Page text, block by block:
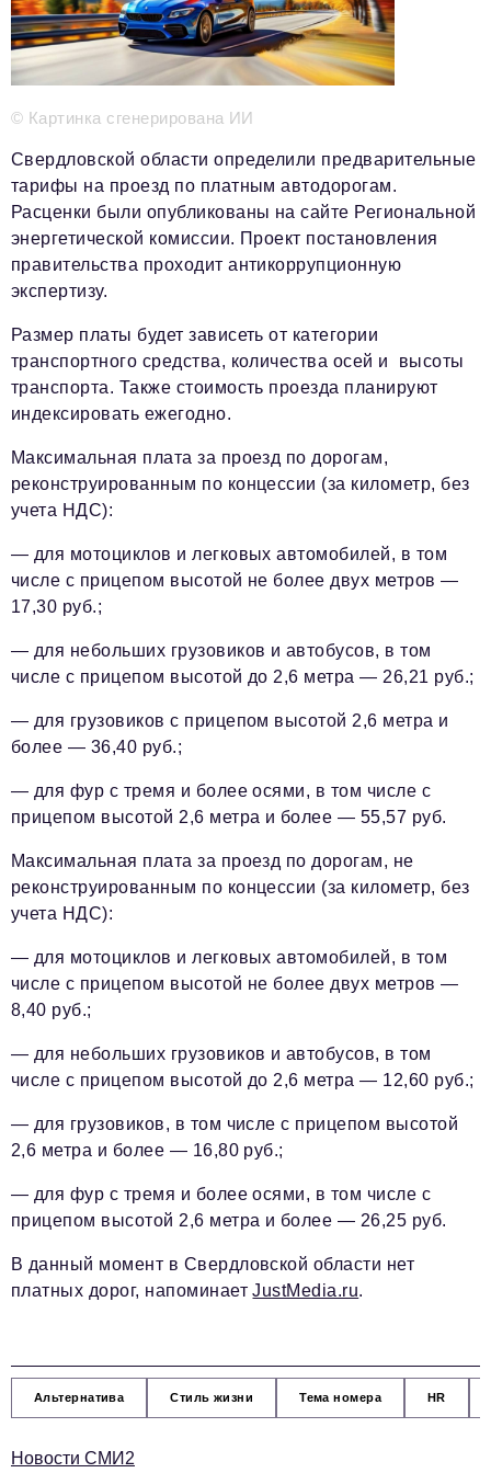
Телефон редакции:+7 495 727-01-67
Электронные почты редакции:
Информационный отдел
Отдел рекламы
reklama@business-magazine.online
Отдел распространения/редакционная подписка
podpiska@business-magazine.online
Отдел по работе с партнерами
© Картинка сгенерирована ИИ
Свердловской области определили предварительные
тарифы на проезд по платным автодорогам.
Расценки были опубликованы на сайте Региональной
энергетической комиссии. Проект постановления
правительства проходит антикоррупционную
экспертизу.
Размер платы будет зависеть от категории
транспортного средства, количества осей и высоты
транспорта. Также стоимость проезда планируют
индексировать ежегодно.
Максимальная плата за проезд по дорогам,
реконструированным по концессии (за километр, без
учета НДС):
— для мотоциклов и легковых автомобилей, в том
числе с прицепом высотой не более двух метров —
17,30 руб.;
— для небольших грузовиков и автобусов, в том
числе с прицепом высотой до 2,6 метра — 26,21 руб.;
— для грузовиков с прицепом высотой 2,6 метра и
более — 36,40 руб.;
— для фур с тремя и более осями, в том числе с
прицепом высотой 2,6 метра и более — 55,57 руб.
Максимальная плата за проезд по дорогам, не
реконструированным по концессии (за километр, без
учета НДС):
— для мотоциклов и легковых автомобилей, в том
числе с прицепом высотой не более двух метров —
8,40 руб.;
— для небольших грузовиков и автобусов, в том
числе с прицепом высотой до 2,6 метра — 12,60 руб.;
— для грузовиков, в том числе с прицепом высотой
2,6 метра и более — 16,80 руб.;
— для фур с тремя и более осями, в том числе с
прицепом высотой 2,6 метра и более — 26,25 руб.
В данный момент в Свердловской области нет
платных дорог, напоминаетJustMedia.ru.
Альтернатива Стиль жизни Тема номера HR
Новости СМИ2